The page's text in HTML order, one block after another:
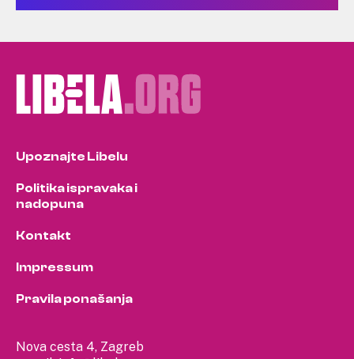
Nova cesta 4, Zagreb
Upoznajte Libelu
Politika ispravaka i
nadopuna
Kontakt
Impressum
Pravila ponašanja